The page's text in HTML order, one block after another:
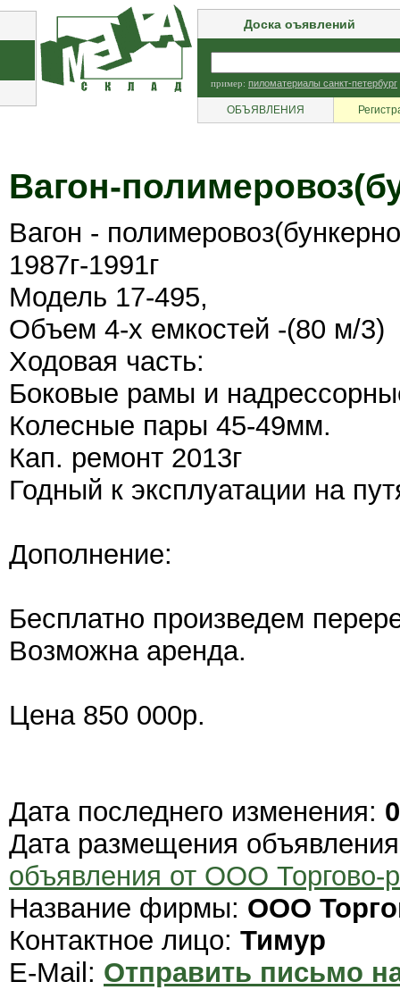
Доска оъявлений
пример: пиломатериалы санкт-петербург
ОБЪЯВЛЕНИЯ
Вагон-
Вагон -
1987г-1991г
Модель 17-495,
Объем 4-х емкостей -(80 м/3)
Ходовая часть:
Боковые рамы и
Колесные пары 45-49мм.
Кап. ремонт 2013г
Годный к эксплуатации на
Дополнение:
Бесплатно произведем
Возможна аренда.
Цена 850 000р.
Дата последнего изменения:
Дата размещения
объявления от ООО Торгово-
Название фирмы: ООО
Контактное лицо: Тимур
E-Mail: Отправить письмо